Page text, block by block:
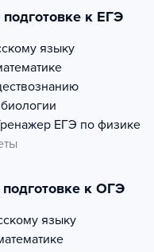
к ЕГЭ
языку
ЕГЭ по физике
к ОГЭ
языку